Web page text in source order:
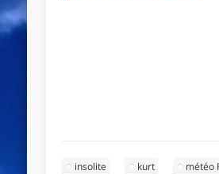
insolite kurt météo